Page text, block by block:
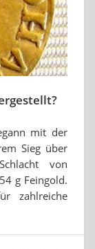
mit der
Sieg über
von
g Feingold.
zahlreiche